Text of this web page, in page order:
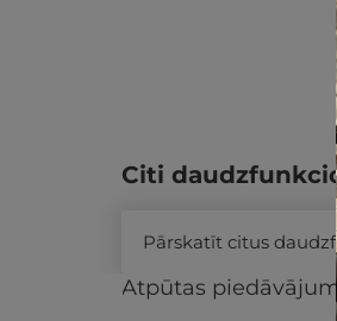
Atpūtas
Citi
Pārskatīt citus
Līdzīgi atpūtas